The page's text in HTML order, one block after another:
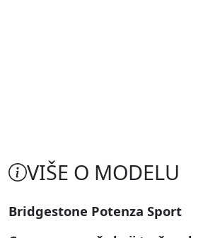
VIŠE O MODELU
Bridgestone Potenza Sport